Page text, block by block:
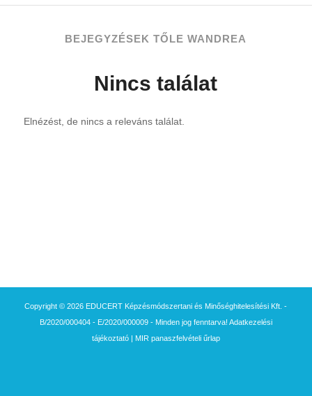
BEJEGYZÉSEK TŐLE WANDREA
Nincs találat
Elnézést, de nincs a releváns találat.
Copyright © 2026 EDUCERT Képzésmódszertani és Minőséghitelesítési Kft. -
B/2020/000404 - E/2020/000009 - Minden jog fenntarva! Adatkezelési
tájékoztató| MIR panaszfelvételi űrlap